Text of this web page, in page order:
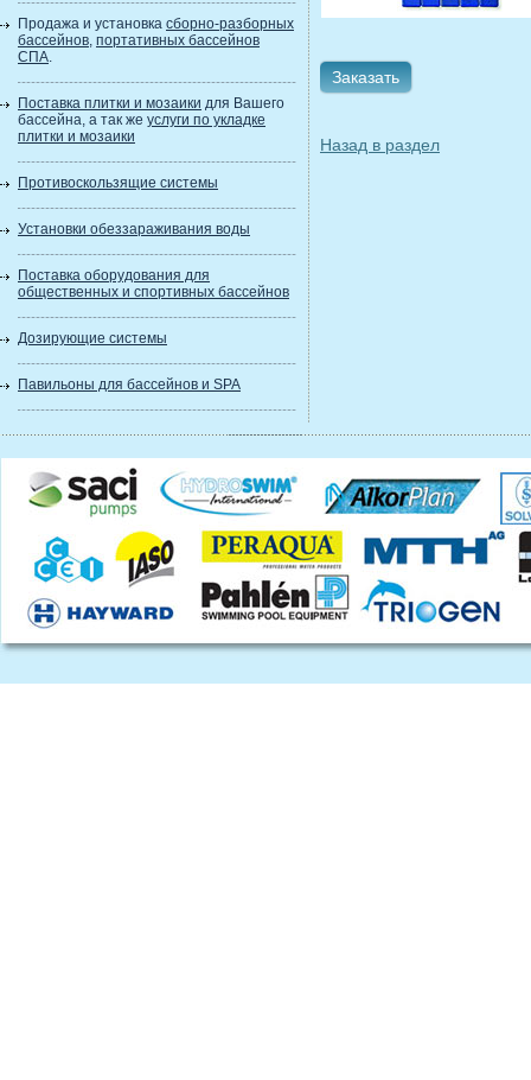
Продажа и установка сборно-разборных
бассейнов, портативных бассейнов
СПА.
Поставка плитки и мозаики для Вашего
бассейна, а так же услуги по укладке
плитки и мозаики
Противоскользящие системы
Установки обеззараживания воды
Поставка оборудования для
общественных и спортивных бассейнов
Дозирующие системы
Павильоны для бассейнов и SPA
Заказать
Назад в раздел